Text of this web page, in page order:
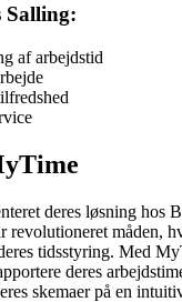
Salling:
af arbejdstid
deres løsning hos
revolutioneret måden,
tidsstyring. Med
deres
skemaer på en